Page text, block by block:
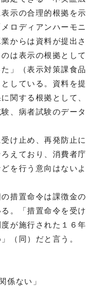
示の合理的根拠を示
ロディアンハーモニ
からは資料が提出さ
は表示の根拠として
」（表示対策課食品
している。資料を提
関する根拠として、
、病者試験のデータ
け止め、再発防止に
えており、消費者庁
を行う意向はないよ
措置命令は課徴金の
。「措置命令を受け
が施行された１６年
（同）だと言う。
係ない」